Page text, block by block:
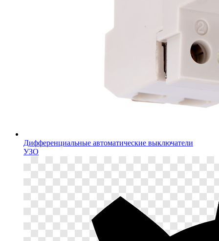
Дифференциальные автоматические выключатели
УЗО